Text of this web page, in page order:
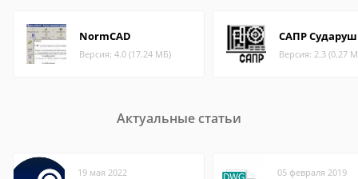
NormCAD
Версия: 4.0 (17.24 МБ)
САПР
Версия: 2.3 (0.27
Актуальные статьи
19 мая 2022 05 февраля 2019